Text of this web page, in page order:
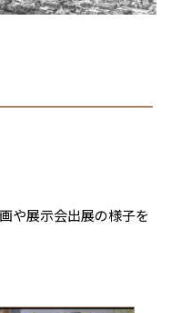
や展示会出展の様子を